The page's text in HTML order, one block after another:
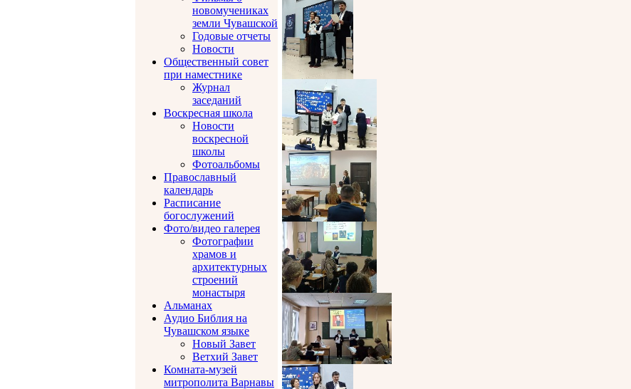
новомучениках
земли Чувашской
Годовые отчеты
Новости
Общественный совет
при наместнике
Журнал
заседаний
Воскресная школа
Новости
воскресной
школы
Фотоальбомы
Православный
календарь
Расписание
богослужений
Фото/видео галерея
Фотографии
храмов и
архитектурных
строений
монастыря
Альманах
Аудио Библия на
Чувашском языке
Новый Завет
Ветхий Завет
Комната-музей
митрополита Варнавы